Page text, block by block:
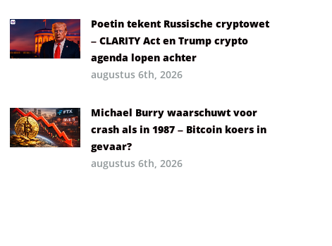
Poetin tekent Russische cryptowet
– CLARITY Act en Trump crypto
agenda lopen achter
augustus 6th, 2026
Michael Burry waarschuwt voor
crash als in 1987 – Bitcoin koers in
gevaar?
augustus 6th, 2026